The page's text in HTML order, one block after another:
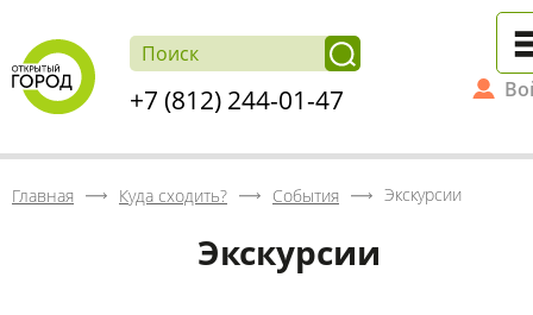
+7 (812) 244-01-47
Главная Куда сходить? События Экскурсии
Экскурсии